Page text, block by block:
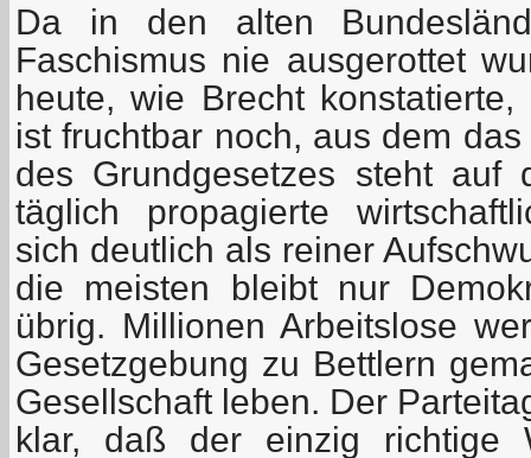
Da in den alten
Faschismus nie ausgerottet
heute, wie Brecht
ist fruchtbar noch, aus dem
des Grundgesetzes steht auf
täglich propagierte
sich deutlich als reiner
die meisten bleibt nur
übrig. Millionen Arbeitslose
Gesetzgebung zu Bettlern
Gesellschaft leben. Der
klar, daß der einzig richtige